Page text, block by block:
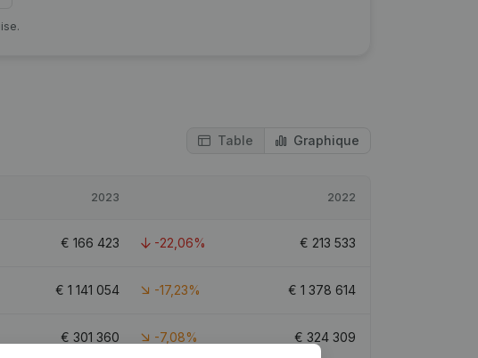
Table Graphique
2023 2022
€ 166 423 -22,06% € 213 533
€ 1 141 054 -17,23% € 1 378 614
€ 301 360 -7,08% € 324 309